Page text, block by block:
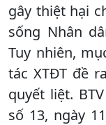
gây thiệt hại
sống Nhân
Tuy nhiên,
tác XTĐT đề
quyết liệt.
số 13, ngày